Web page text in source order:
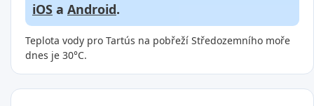
iOS a Android.
Teplota vody pro Tartús na pobřeží Středozemního moře
dnes je 30°C.